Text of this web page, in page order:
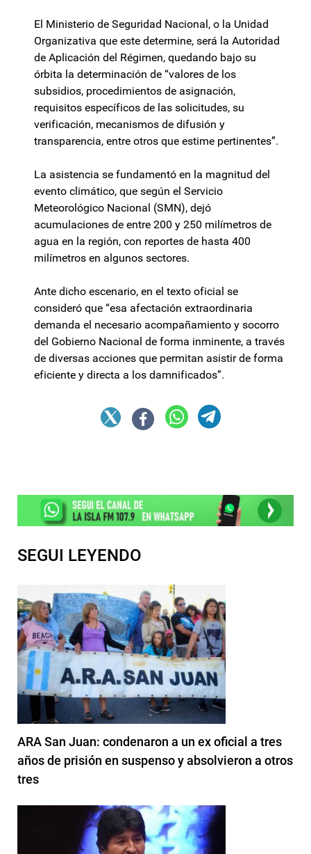
El Ministerio de Seguridad Nacional, o la Unidad
Organizativa que este determine, será la Autoridad
de Aplicación del Régimen, quedando bajo su
órbita la determinación de “valores de los
subsidios, procedimientos de asignación,
requisitos específicos de las solicitudes, su
verificación, mecanismos de difusión y
transparencia, entre otros que estime pertinentes”.
La asistencia se fundamentó en la magnitud del
evento climático, que según el Servicio
Meteorológico Nacional (SMN), dejó
acumulaciones de entre 200 y 250 milímetros de
agua en la región, con reportes de hasta 400
milímetros en algunos sectores.
Ante dicho escenario, en el texto oficial se
consideró que “esa afectación extraordinaria
demanda el necesario acompañamiento y socorro
del Gobierno Nacional de forma inminente, a través
de diversas acciones que permitan asistir de forma
eficiente y directa a los damnificados”.
SEGUI LEYENDO
ARA San Juan: condenaron a un ex oficial a tres
años de prisión en suspenso y absolvieron a otros
tres